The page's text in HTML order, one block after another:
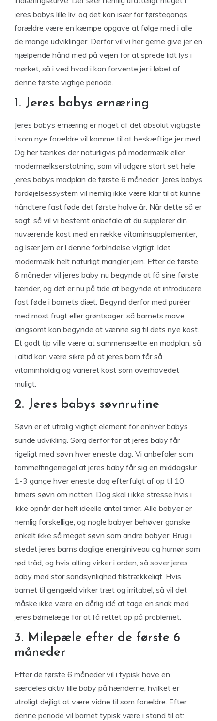
jeres babys lille liv, og det kan især for førstegangs
forældre være en kæmpe opgave at følge med i alle
de mange udviklinger. Derfor vil vi her gerne give jer en
hjælpende hånd med på vejen for at sprede lidt lys i
mørket, så i ved hvad i kan forvente jer i løbet af
denne første vigtige periode.
1. Jeres babys ernæring
Jeres babys ernæring er noget af det absolut vigtigste
i som nye forældre vil komme til at beskæftige jer med.
Og her tænkes der naturligvis på modermælk eller
modermælkserstatning, som vil udgøre stort set hele
jeres babys madplan de første 6 måneder. Jeres babys
fordøjelsessystem vil nemlig ikke være klar til at kunne
håndtere fast føde det første halve år. Når dette så er
sagt, så vil vi bestemt anbefale at du supplerer din
nuværende kost med en række vitaminsupplementer,
og især jern er i denne forbindelse vigtigt, idet
modermælk helt naturligt mangler jern. Efter de første
6 måneder vil jeres baby nu begynde at få sine første
tænder, og det er nu på tide at begynde at introducere
fast føde i barnets diæt. Begynd derfor med puréer
med most frugt eller grøntsager, så barnets mave
langsomt kan begynde at vænne sig til dets nye kost.
Et godt tip ville være at sammensætte en madplan, så
i altid kan være sikre på at jeres barn får så
vitaminholdig og varieret kost som overhovedet
muligt.
2. Jeres babys søvnrutine
Søvn er et utrolig vigtigt element for enhver babys
sunde udvikling. Sørg derfor for at jeres baby får
rigeligt med søvn hver eneste dag. Vi anbefaler som
tommelfingerregel at jeres baby får sig en middagslur
1-3 gange hver eneste dag efterfulgt af op til 10
timers søvn om natten. Dog skal i ikke stresse hvis i
ikke opnår der helt ideelle antal timer. Alle babyer er
nemlig forskellige, og nogle babyer behøver ganske
enkelt ikke så meget søvn som andre babyer. Brug i
stedet jeres barns daglige energiniveau og humør som
rød tråd, og hvis alting virker i orden, så sover jeres
baby med stor sandsynlighed tilstrækkeligt. Hvis
barnet til gengæld virker træt og irritabel, så vil det
måske ikke være en dårlig idé at tage en snak med
jeres børnelæge for at få rettet op på problemet.
3. Milepæle efter de første 6
måneder
Efter de første 6 måneder vil i typisk have en
særdeles aktiv lille baby på hænderne, hvilket er
utroligt dejligt at være vidne til som forældre. Efter
denne periode vil barnet typisk være i stand til at: